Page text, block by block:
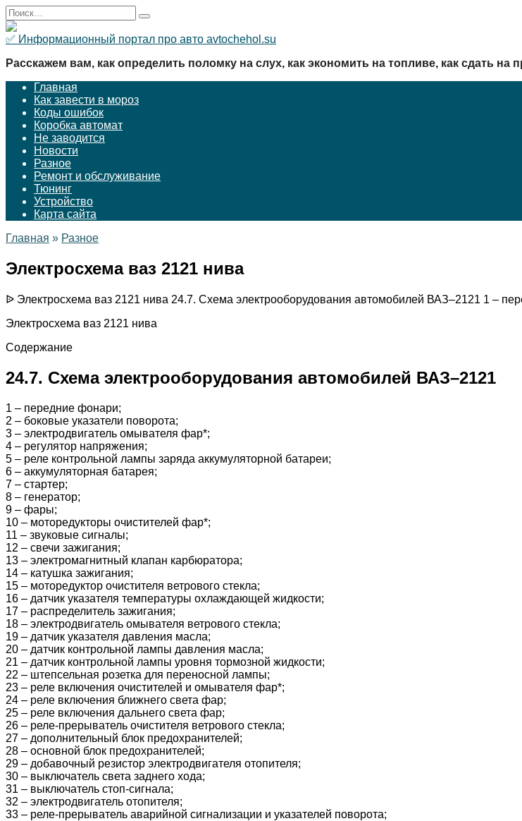
Перейти
к
содержанию
Search
for:
✅ Информационный портал про авто avtochehol.su
Расскажем вам, как определить поломку на слух, как экономить на топливе, как сдать на
Главная
Как завести в мороз
Коды ошибок
Коробка автомат
Не заводится
Новости
Разное
Ремонт и обслуживание
Тюнинг
Устройство
Карта сайта
Главная » Разное
Электросхема ваз 2121 нива
ᐉ Электросхема ваз 2121 нива 24.7. Схема электрооборудования автомобилей ВАЗ–2121 1 –
Электросхема ваз 2121 нива
Содержание
24.7. Схема электрооборудования автомобилей ВАЗ–2121
1 – передние фонари;
2 – боковые указатели поворота;
3 – электродвигатель омывателя фар*;
4 – регулятор напряжения;
5 – реле контрольной лампы заряда аккумуляторной батареи;
6 – аккумуляторная батарея;
7 – стартер;
8 – генератор;
9 – фары;
10 – моторедукторы очистителей фар*;
11 – звуковые сигналы;
12 – свечи зажигания;
13 – электромагнитный клапан карбюратора;
14 – катушка зажигания;
15 – моторедуктор очистителя ветрового стекла;
16 – датчик указателя температуры охлаждающей жидкости;
17 – распределитель зажигания;
18 – электродвигатель омывателя ветрового стекла;
19 – датчик указателя давления масла;
20 – датчик контрольной лампы давления масла;
21 – датчик контрольной лампы уровня тормозной жидкости;
22 – штепсельная розетка для переносной лампы;
23 – реле включения очистителей и омывателя фар*;
24 – реле включения ближнего света фар;
25 – реле включения дальнего света фар;
26 – реле-прерыватель очистителя ветрового стекла;
27 – дополнительный блок предохранителей;
28 – основной блок предохранителей;
29 – добавочный резистор электродвигателя отопителя;
30 – выключатель света заднего хода;
31 – выключатель стоп-сигнала;
32 – электродвигатель отопителя;
33 – реле-прерыватель аварийной сигнализации и указателей поворота;